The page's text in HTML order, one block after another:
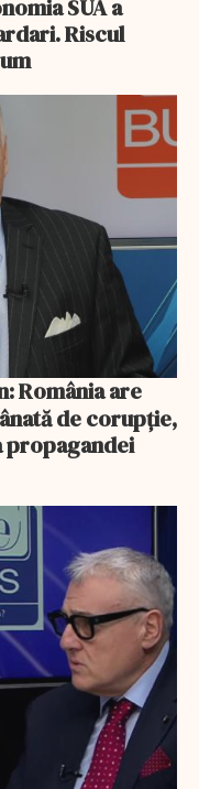
SUA a
Riscul
de corupție,
propagandei